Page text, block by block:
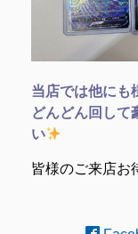
当店では他にも
どんどん回して
い
皆様のご来店お